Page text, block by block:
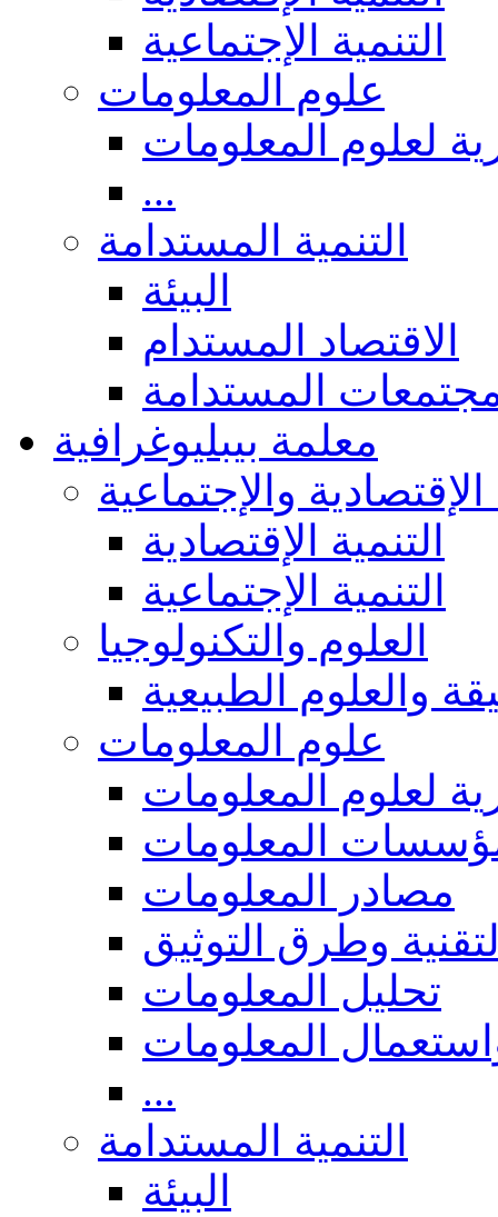
التنمية الإجتماعية
علوم المعلومات
لعلوم المعلومات
...
التنمية المستدامة
البيئة
الاقتصاد المستدام
المستدامة
معلمة بيبليوغرافية
الإقتصادية والإجتماعية
التنمية الإقتصادية
التنمية الإجتماعية
العلوم والتكنولوجيا
والعلوم الطبيعية
علوم المعلومات
لعلوم المعلومات
المعلومات
مصادر المعلومات
وطرق التوثيق
تحليل المعلومات
المعلومات
...
التنمية المستدامة
البيئة